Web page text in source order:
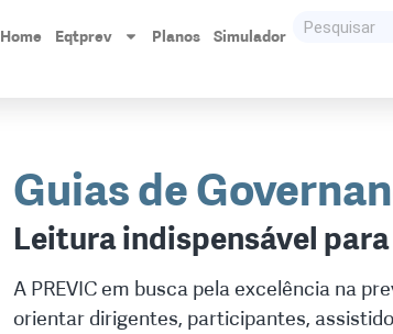
Home Eqtprev Planos Simulador
Guias de
Leitura indispensável
A PREVIC em busca pela excelência na
orientar dirigentes, participantes,